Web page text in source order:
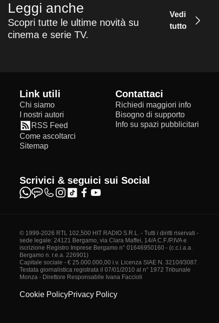
Leggi anche
Scopri tutte le ultime novità su
cinema e serie TV.
Vedi
tutto
Link utili
Chi siamo
I nostri autori
RSS Feed
Come ascoltarci
Sitemap
Contattaci
Richiedi maggiori info
Bisogno di supporto
Info su spazi pubblicitari
Scrivici & seguici sui Social
© 1999-2026 RTL 102,500 HIT RADIO S.R.L. - Tutti i diritti riservati -
sede legale: 24121 Bergamo, via Clara Maffei, 14/A C.F./P.IVA e
iscrizione Registro Imprese Bergamo n° 01646950160 - (c.c.i.a.a.
Bergamo n. r.e.a. 226901)
Capitale sociale - € 25.000.000,00 i.v. Licenza SIAE N. 3210/I/3087.
Testata giornalistica registrata il 07/01/2010 al n° 1972 Tribunale
Monza - Direttore Responsabile Ivana Faccioli
Cookie PolicyPrivacy Policy